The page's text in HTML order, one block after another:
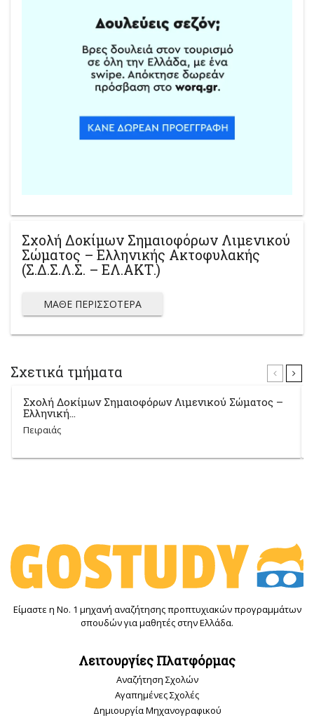
Σχολή Δοκίμων Σημαιοφόρων Λιμενικού
Σώματος – Ελληνικής Ακτοφυλακής
(Σ.Δ.Σ.Λ.Σ. – ΕΛ.ΑΚΤ.)
ΜΆΘΕ ΠΕΡΙΣΣΌΤΕΡΑ
Σχετικά τμήματα
Σχολή Δοκίμων Σημαιοφόρων Λιμενικού Σώματος –
Ελληνική...
Πειραιάς
Είμαστε η Νο. 1 μηχανή αναζήτησης προπτυχιακών προγραμμάτων
σπουδών για μαθητές στην Ελλάδα.
Λειτουργίες Πλατφόρμας
Αναζήτηση Σχολών
Αγαπημένες Σχολές
Δημιουργία Μηχανογραφικού